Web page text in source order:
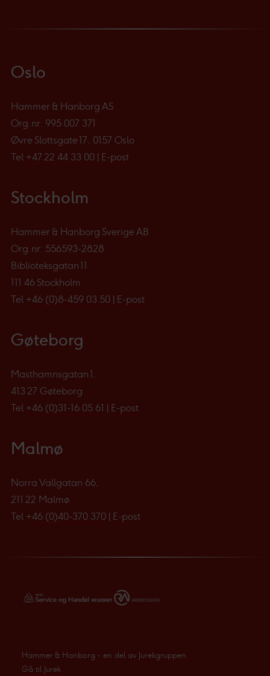
Oslo
Hammer & Hanborg AS
Org.nr: 995 007 371
Øvre Slottsgate 17, 0157 Oslo
Tel +47 22 44 33 00 | E-post
Stockholm
Hammer & Hanborg Sverige AB
Org.nr: 556593-2828
Biblioteksgatan 11
111 46 Stockholm
Tel +46 (0)8-459 03 50 | E-post
Gøteborg
Masthamnsgatan 1,
413 27 Gøteborg
Tel +46 (0)31-16 05 61 | E-post
Malmø
Norra Vallgatan 66,
211 22 Malmø
Tel +46 (0)40-370 370 | E-post
Hammer & Hanborg - en del av Jurekgruppen
Gå til Jurek